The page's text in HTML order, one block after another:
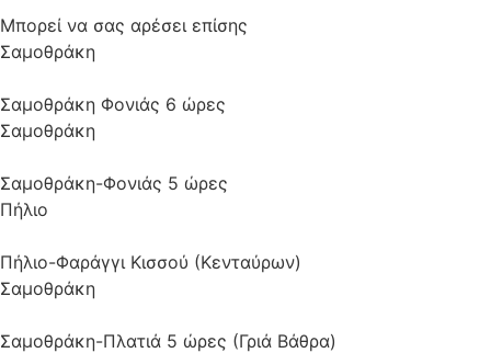
Μπορεί να σας αρέσει επίσης
Σαμοθράκη
Σαμοθράκη Φονιάς 6 ώρες
Σαμοθράκη
Σαμοθράκη-Φονιάς 5 ώρες
Πήλιο
Πήλιο-Φαράγγι Κισσού (Κενταύρων)
Σαμοθράκη
Σαμοθράκη-Πλατιά 5 ώρες (Γριά Βάθρα)